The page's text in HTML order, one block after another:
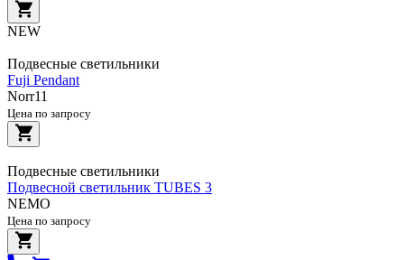
NEW
Подвесные светильники
Fuji Pendant
Norr11
Цена по запросу
Подвесные светильники
Подвесной светильник TUBES 3
NEMO
Цена по запросу